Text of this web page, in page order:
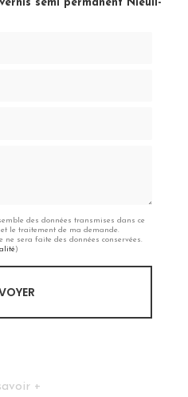
semi permanent Nieuil-
des données transmises dans ce
le traitement de ma demande.
sera faite des données conservées.
)
+